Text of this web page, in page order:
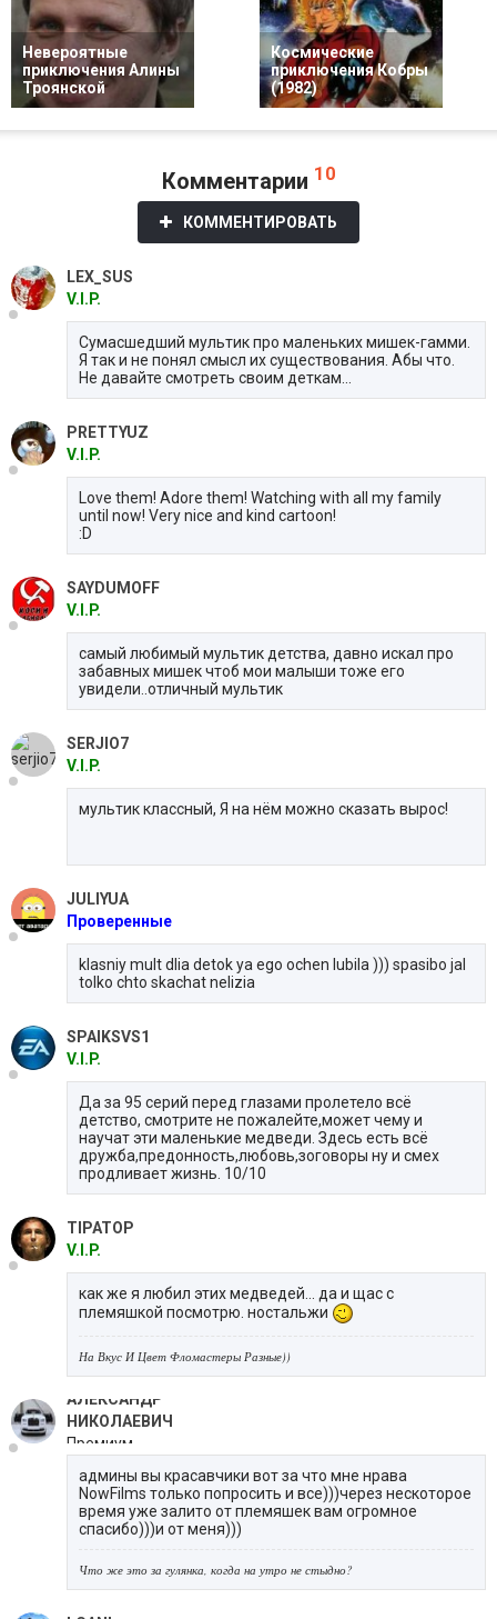
Невероятные
приключения Алины
Троянской
Космические
приключения Кобры
(1982)
Комментарии 10
КОММЕНТИРОВАТЬ
LEX_SUS
V.I.P.
Сумасшедший мультик про маленьких мишек-гамми.
Я так и не понял смысл их существования. Абы что.
Не давайте смотреть своим деткам...
PRETTYUZ
V.I.P.
Love them! Adore them! Watching with all my family
until now! Very nice and kind cartoon!
:D
SAYDUMOFF
V.I.P.
самый любимый мультик детства, давно искал про
забавных мишек чтоб мои малыши тоже его
увидели..отличный мультик
SERJIO7
V.I.P.
мультик классный, Я на нём можно сказать вырос!
JULIYUA
Проверенные
klasniy mult dlia detok ya ego ochen lubila ))) spasibo jal
tolko chto skachat nelizia
SPAIKSVS1
V.I.P.
Да за 95 серий перед глазами пролетело всё
детство, смотрите не пожалейте,может чему и
научат эти маленькие медведи. Здесь есть всё
дружба,предонность,любовь,зоговоры ну и смех
продливает жизнь. 10/10
TIPATOP
V.I.P.
как же я любил этих медведей... да и щас с
племяшкой посмотрю. ностальжи
На Вкус И Цвет Фломастеры Разные))
АЛЕКСАНДР
НИКОЛАЕВИЧ
Премиум
админы вы красавчики вот за что мне нрава
NowFilms только попросить и все)))через нескоторое
время уже залито от племяшек вам огромное
спасибо)))и от меня)))
Что же это за гулянка, когда на утро не стыдно?